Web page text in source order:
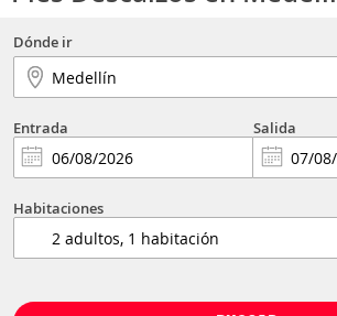
Dónde ir
Entrada Salida
Habitaciones